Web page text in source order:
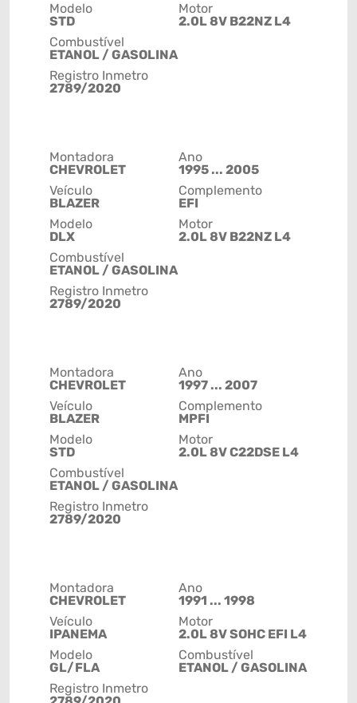
Modelo
STD
Motor
2.0L 8V B22NZ L4
Combustível
ETANOL / GASOLINA
Registro Inmetro
2789/2020
Montadora
CHEVROLET
Veículo
BLAZER
Modelo
DLX
Ano
1995 ... 2005
Complemento
EFI
Motor
2.0L 8V B22NZ L4
Combustível
ETANOL / GASOLINA
Registro Inmetro
2789/2020
Montadora
CHEVROLET
Veículo
BLAZER
Modelo
STD
Ano
1997 ... 2007
Complemento
MPFI
Motor
2.0L 8V C22DSE L4
Combustível
ETANOL / GASOLINA
Registro Inmetro
2789/2020
Montadora
CHEVROLET
Veículo
IPANEMA
Modelo
GL/FLA
Ano
1991 ... 1998
Motor
2.0L 8V SOHC EFI L4
Combustível
ETANOL / GASOLINA
Registro Inmetro